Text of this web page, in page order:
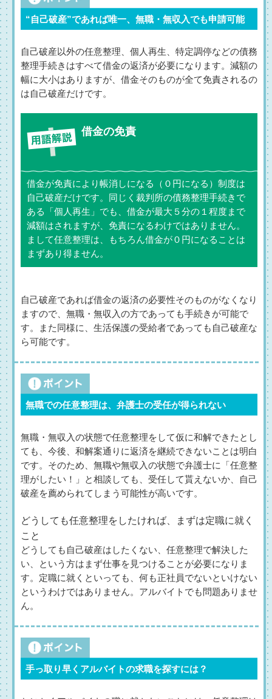
“自己破産”であれば唯一、無職・無収入でも申請可能
自己破産以外の任意整理、個人再生、特定調停などの債務
整理手続きはすべて借金の返済が必要になります。減額の
幅に大小はありますが、借金そのものが全て免責されるの
は自己破産だけです。
借金の免責
借金が免責により帳消しになる（０円になる）制度は
自己破産だけです。同じく裁判所の債務整理手続きで
ある「個人再生」でも、借金が最大５分の１程度まで
減額はされますが、免責になるわけではありません。
まして任意整理は、もちろん借金が０円になることは
まずあり得ません。
自己破産であれば借金の返済の必要性そのものがなくなり
ますので、無職・無収入の方であっても手続きが可能で
す。また同様に、生活保護の受給者であっても自己破産な
ら可能です。
無職での任意整理は、弁護士の受任が得られない
無職・無収入の状態で任意整理をして仮に和解できたとし
ても、今後、和解案通りに返済を継続できないことは明白
です。そのため、無職や無収入の状態で弁護士に「任意整
理がしたい！」と相談しても、受任して貰えないか、自己
破産を薦められてしまう可能性が高いです。
どうしても任意整理をしたければ、まずは定職に就く
こと
どうしても自己破産はしたくない、任意整理で解決した
い、という方はまず仕事を見つけることが必要になりま
す。定職に就くといっても、何も正社員でないといけない
というわけではありません。アルバイトでも問題ありませ
ん。
手っ取り早くアルバイトの求職を探すには？